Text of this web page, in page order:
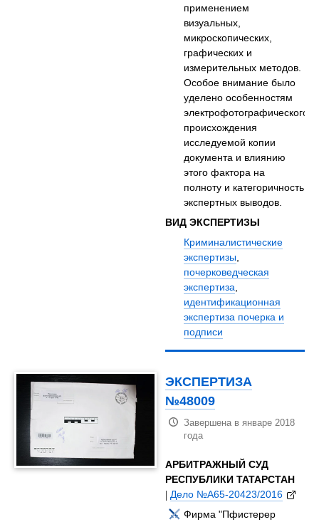
применением
визуальных,
микроскопических,
графических и
измерительных методов.
Особое внимание было
уделено особенностям
электрофотографического
происхождения
исследуемой копии
документа и влиянию
этого фактора на
полноту и категоричность
экспертных выводов.
ВИД ЭКСПЕРТИЗЫ
Криминалистические
экспертизы,
почерковедческая
экспертиза,
идентификационная
экспертиза почерка и
подписи
ЭКСПЕРТИЗА
№48009
Завершена в январе 2018
года
АРБИТРАЖНЫЙ СУД
РЕСПУБЛИКИ ТАТАРСТАН
|Дело №А65-20423/2016
Фирма "Пфистерер